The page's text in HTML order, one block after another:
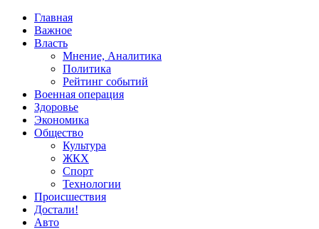
Главная
Важное
Власть
Мнение, Аналитика
Политика
Рейтинг событий
Военная операция
Здоровье
Экономика
Общество
Культура
ЖКХ
Спорт
Технологии
Происшествия
Достали!
Авто